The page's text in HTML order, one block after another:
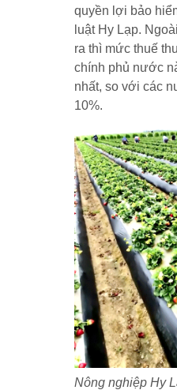
quyền lợi bảo
luật Hy Lạp.
ra thì mức thuế
chính phủ nước
nhất, so với các
10%.
Nông nghiệp Hy